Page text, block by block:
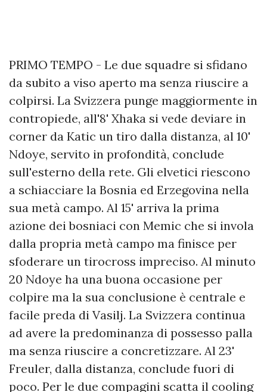
PRIMO TEMPO - Le due squadre si sfidano
da subito a viso aperto ma senza riuscire a
colpirsi. La Svizzera punge maggiormente in
contropiede, all'8' Xhaka si vede deviare in
corner da Katic un tiro dalla distanza, al 10'
Ndoye, servito in profondità, conclude
sull'esterno della rete. Gli elvetici riescono
a schiacciare la Bosnia ed Erzegovina nella
sua metà campo. Al 15' arriva la prima
azione dei bosniaci con Memic che si invola
dalla propria metà campo ma finisce per
sfoderare un tirocross impreciso. Al minuto
20 Ndoye ha una buona occasione per
colpire ma la sua conclusione è centrale e
facile preda di Vasilj. La Svizzera continua
ad avere la predominanza di possesso palla
ma senza riuscire a concretizzare. Al 23'
Freuler, dalla distanza, conclude fuori di
poco. Per le due compagini scatta il cooling